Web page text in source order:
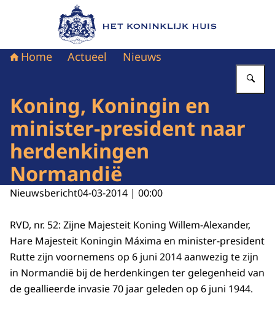
Naar de homepage van Het Koninklijk Huis
Home Actueel Nieuws
Koning, Koningin en
minister-president naar
herdenkingen
Normandië
Nieuwsbericht04-03-2014 | 00:00
RVD, nr. 52: Zijne Majesteit Koning Willem-Alexander,
Hare Majesteit Koningin Máxima en minister-president
Rutte zijn voornemens op 6 juni 2014 aanwezig te zijn
in Normandië bij de herdenkingen ter gelegenheid van
de geallieerde invasie 70 jaar geleden op 6 juni 1944.